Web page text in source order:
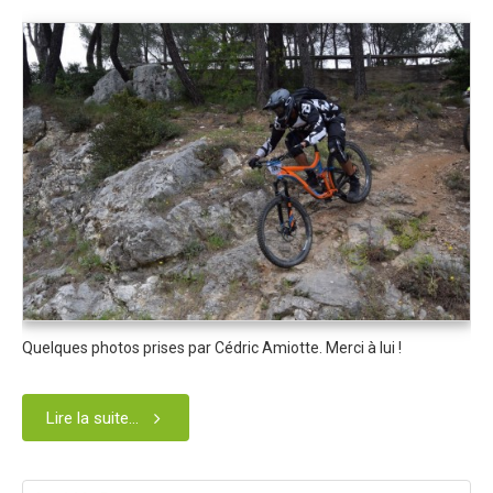
Dans les Médias
Tombola
Programme de la journée
Partenaires
Règlement
Retour sur l'Enduro 2017
Edition 2017
Blog 2017
Bilan de l'Enduro 2017
Tombola
Quelques photos prises par Cédric Amiotte. Merci à lui !
Lire la suite...